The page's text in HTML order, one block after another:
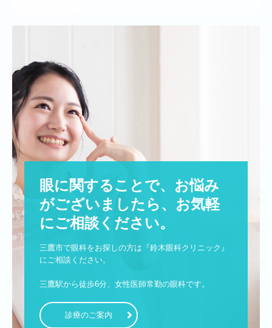
眼に関することで、お悩み
がございましたら、お気軽
にご相談ください。
三鷹市で眼科をお探しの方は『鈴木眼科クリニック』
にご相談ください。
三鷹駅から徒歩6分、女性医師常勤の眼科です。
診療のご案内